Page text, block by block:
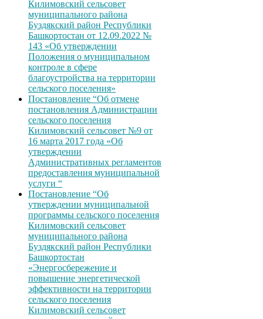
Килимовский сельсовет
муниципального района
Буздякский район Республики
Башкортостан от 12.09.2022 №
143 «Об утверждении
Положения о муниципальном
контроле в сфере
благоустройства на территории
сельского поселения»
Постановление “Об отмене
постановления Администрации
сельского поселения
Килимовский сельсовет №9 от
16 марта 2017 года «Об
утверждении
Административных регламентов
предоставления муниципальной
услуги “
Постановление “Об
утверждении муниципальной
программы сельского поселения
Килимовский сельсовет
муниципального района
Буздякский район Республики
Башкортостан
«Энергосбережение и
повышение энергетической
эффективности на территории
сельского поселения
Килимовский сельсовет